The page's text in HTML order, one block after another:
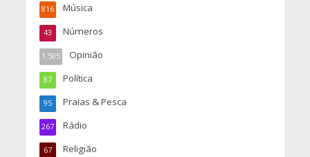
Música
816
Números
43
Opinião
1.505
Política
87
Praias & Pesca
95
Rádio
267
Religião
67